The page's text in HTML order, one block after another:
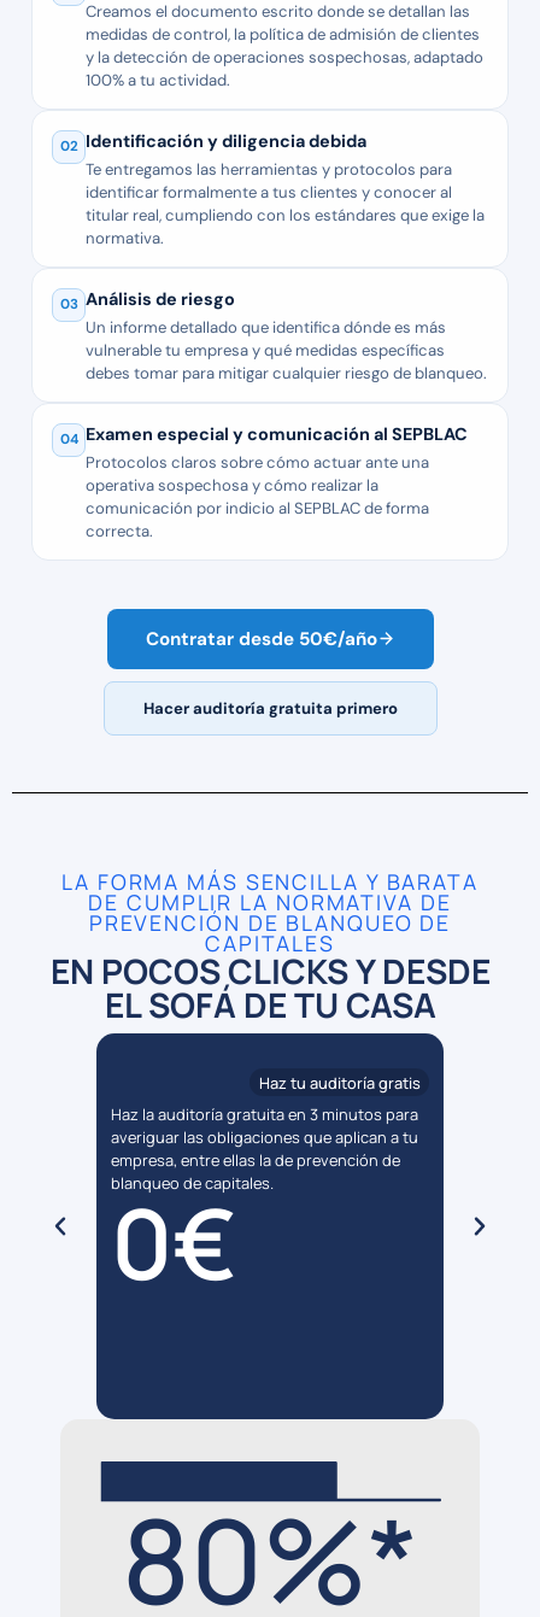
Creamos el documento escrito donde se detallan las
medidas de control, la política de admisión de clientes
y la detección de operaciones sospechosas, adaptado
100% a tu actividad.
02 Identificación y diligencia debida
Te entregamos las herramientas y protocolos para
identificar formalmente a tus clientes y conocer al
titular real, cumpliendo con los estándares que exige la
normativa.
03 Análisis de riesgo
Un informe detallado que identifica dónde es más
vulnerable tu empresa y qué medidas específicas
debes tomar para mitigar cualquier riesgo de blanqueo.
04 Examen especial y comunicación al SEPBLAC
Protocolos claros sobre cómo actuar ante una
operativa sospechosa y cómo realizar la
comunicación por indicio al SEPBLAC de forma
correcta.
Contratar desde 50€/año
Hacer auditoría gratuita primero
LA FORMA MÁS SENCILLA Y BARATA
DE CUMPLIR LA NORMATIVA DE
PREVENCIÓN DE BLANQUEO DE
CAPITALES
EN POCOS CLICKS Y DESDE
EL SOFÁ DE TU CASA
Haz tu auditoría gratis
Haz la auditoría gratuita en 3 minutos para
averiguar las obligaciones que aplican a tu
empresa, entre ellas la de prevención de
blanqueo de capitales.
0€
tu
80%*